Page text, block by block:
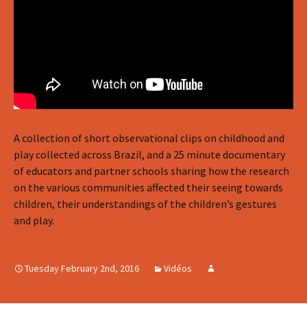
A collection of short observational clips on childhood and
play collected across Brazil, and a 25 minute documentary
of educators and partner schools sharing how the research
on the various communities affected their seeing towards
children, their understandings of the children’s gestures
and play.
Tuesday February 2nd, 2016 Vidéos